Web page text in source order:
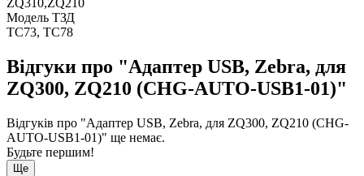
ZQ310,ZQ210
Модель ТЗД
TC73, TC78
Відгуки про "Адаптер USB, Zebra, для
ZQ300, ZQ210 (CHG-AUTO-USB1-01)"
Відгуків про "Адаптер USB, Zebra, для ZQ300, ZQ210 (CHG-
AUTO-USB1-01)" ще немає.
Будьте першим!
Ще